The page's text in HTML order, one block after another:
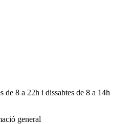
de 8 a 22h i dissabtes de 8 a 14h
general